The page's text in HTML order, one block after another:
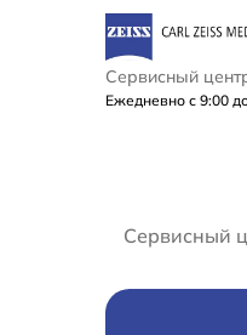
Сервисный
Ежедневно с 9:00
Сервисный